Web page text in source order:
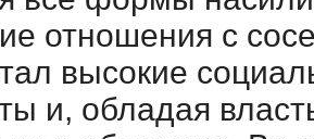
отношения с
высокие
и, обладая